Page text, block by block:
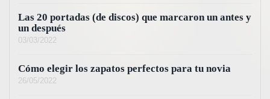
Las 20 portadas (de discos) que marcaron un antes y
un después
03/03/2022
Cómo elegir los zapatos perfectos para tu novia
26/05/2022